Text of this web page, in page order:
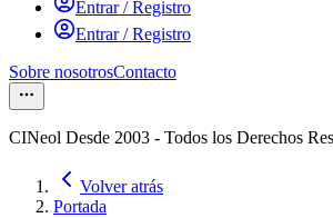
Entrar / Registro
Entrar / Registro
Sobre nosotrosContacto
CINeol Desde 2003 - Todos los Derechos
Volver atrás
Portada